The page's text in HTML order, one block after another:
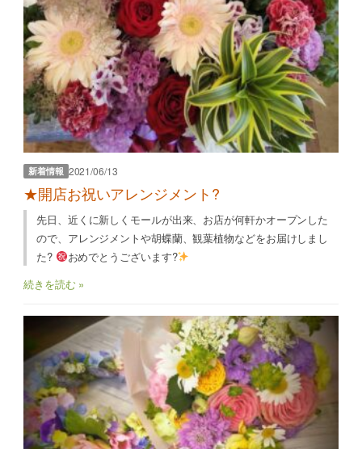
新着情報 2021/06/13
★開店お祝いアレンジメント?
先日、近くに新しくモールが出来、お店が何軒かオープンした
ので、アレンジメントや胡蝶蘭、観葉植物などをお届けしまし
た?
おめでとうございます?
続きを読む »